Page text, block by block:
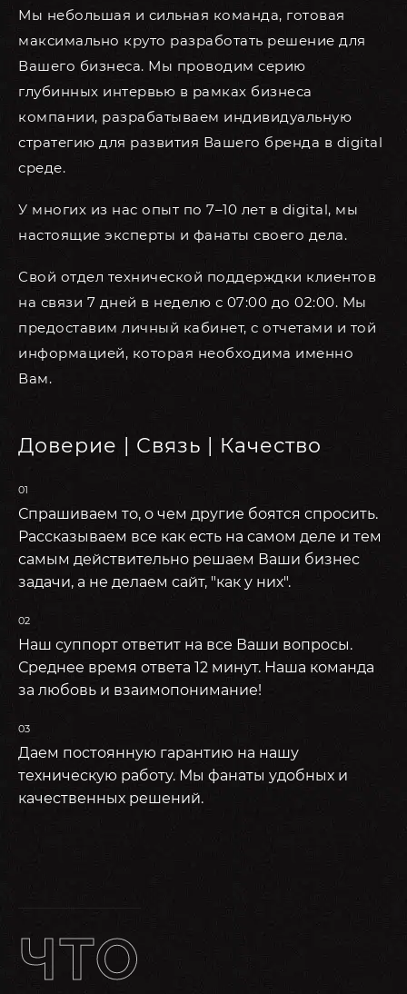
Мы небольшая и сильная команда, готовая
максимально круто разработать решение для
Вашего бизнеса. Мы проводим серию
глубинных интервью в рамках бизнеса
компании, разрабатываем индивидуальную
стратегию для развития Вашего бренда в digital
среде.
У многих из нас опыт по 7–10 лет в digital, мы
настоящие эксперты и фанаты своего дела.
Свой отдел технической поддерждки клиентов
на связи 7 дней в неделю с 07:00 до 02:00. Мы
предоставим личный кабинет, с отчетами и той
информацией, которая необходима именно
Вам.
Доверие | Связь | Качество
01
Спрашиваем то, о чем другие боятся спросить.
Рассказываем все как есть на самом деле и тем
самым действительно решаем Ваши бизнес
задачи, а не делаем сайт, "как у них".
02
Наш суппорт ответит на все Ваши вопросы.
Среднее время ответа 12 минут. Наша команда
за любовь и взаимопонимание!
03
Даем постоянную гарантию на нашу
техническую работу. Мы фанаты удобных и
качественных решений.
ЧТО